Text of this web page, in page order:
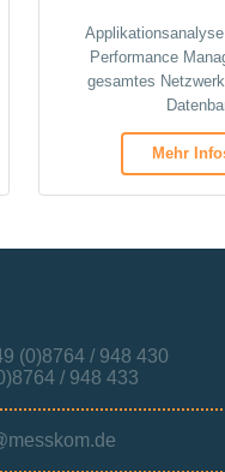
Performance
gesamtes
Mehr
(0)8764 / 948 430
/ 948 433